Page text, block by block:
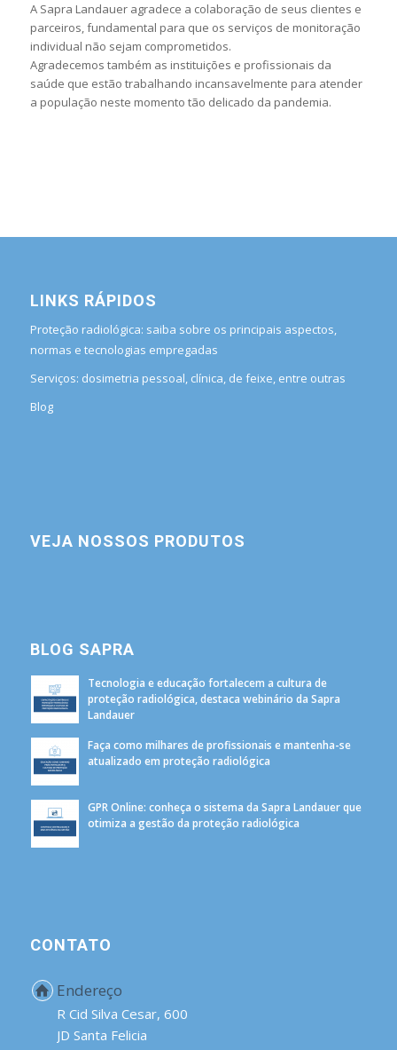
A Sapra Landauer agradece a colaboração de seus clientes e
parceiros, fundamental para que os serviços de monitoração
individual não sejam comprometidos.
Agradecemos também as instituições e profissionais da
saúde que estão trabalhando incansavelmente para atender
a população neste momento tão delicado da pandemia.
LINKS RÁPIDOS
Proteção radiológica: saiba sobre os principais aspectos,
normas e tecnologias empregadas
Serviços: dosimetria pessoal, clínica, de feixe, entre outras
Blog
VEJA NOSSOS PRODUTOS
BLOG SAPRA
Tecnologia e educação fortalecem a cultura de
proteção radiológica, destaca webinário da Sapra
Landauer
Faça como milhares de profissionais e mantenha-se
atualizado em proteção radiológica
GPR Online: conheça o sistema da Sapra Landauer que
otimiza a gestão da proteção radiológica
CONTATO
Endereço
R Cid Silva Cesar, 600
JD Santa Felicia